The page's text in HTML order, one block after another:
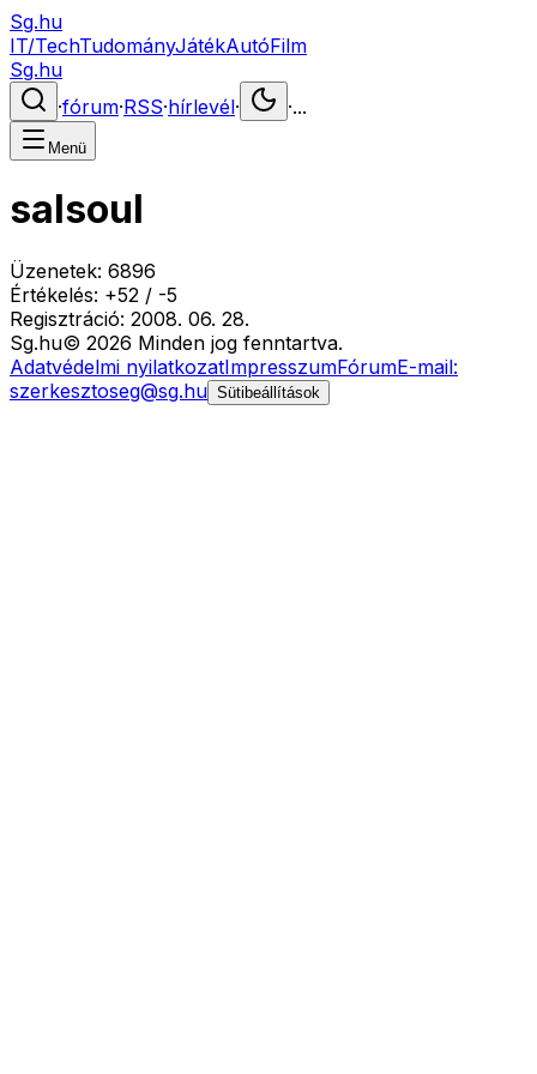
Sg.hu
IT/TechTudományJátékAutóFilm
Sg.hu
·fórum·RSS·hírlevél· ·...
Menü
salsoul
Üzenetek: 6896
Értékelés: +52 / -5
Regisztráció: 2008. 06. 28.
Sg.hu© 2026 Minden jog fenntartva.
Adatvédelmi nyilatkozatImpresszumFórumE-mail:
szerkesztoseg@sg.hu Sütibeállítások